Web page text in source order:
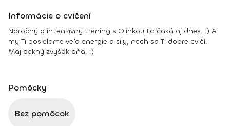
Informácie o cvičení
Náročný a intenzívny tréning s Olinkou ťa čaká aj dnes. :) A
my Ti posielame veľa energie a sily, nech sa Ti dobre cvičí.
Maj pekný zvyšok dňa. :)
Pomôcky
Bez pomôcok